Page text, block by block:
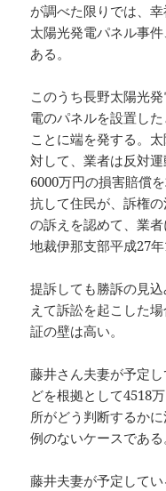
が調べた限りでは、
太陽光発電パネル事
ある。
このうち長野太陽光
電のパネルを設置し
ことに端を発する。
対して、業者は反対
6000万円の損害賠償
抗して住民が、訴権
の訴えを認めて、業
地裁伊那支部平成27年
提訴しても勝訴の見
えて訴訟を起こした
証の壁は高い。
藤井さん夫妻が予定
どを根拠として4518
所がどう判断するか
例のないケースである
藤井夫妻が予定して